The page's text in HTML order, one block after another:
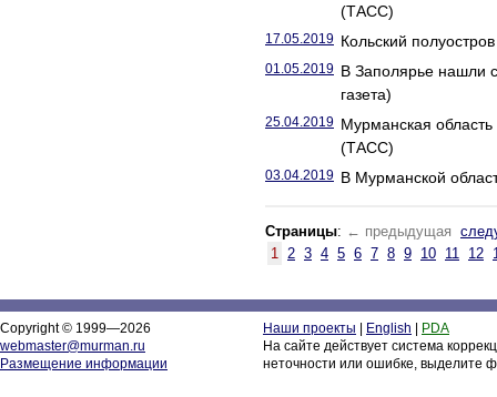
(ТАСС)
17.05.2019 Кольский
01.05.2019 В Заполярье нашли
газета)
25.04.2019 Мурманская
(ТАСС)
03.04.2019 В Мурманской
Страницы: ← предыдущая
1 2 3 4 5 6 7 8 9 10 11 12
Copyright © 1999—2026
webmaster@murman.ru
Размещение информации
Наши проекты English
PDA
На сайте действует система
неточности или ошибке, выделите